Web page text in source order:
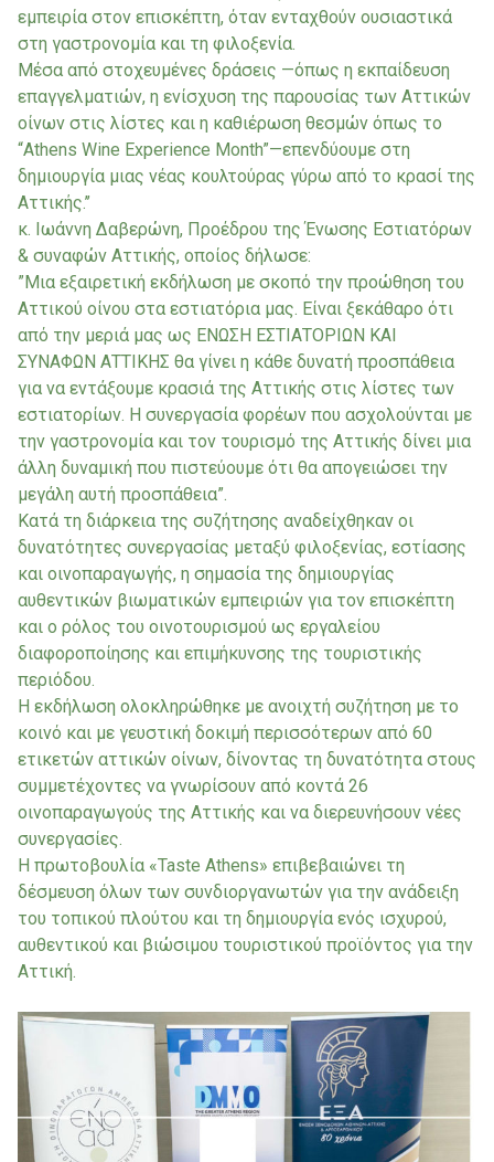
εμπειρία στον επισκέπτη, όταν ενταχθούν ουσιαστικά
στη γαστρονομία και τη φιλοξενία.
Μέσα από στοχευμένες δράσεις —όπως η εκπαίδευση
επαγγελματιών, η ενίσχυση της παρουσίας των Αττικών
οίνων στις λίστες και η καθιέρωση θεσμών όπως το
“Athens Wine Experience Month”—επενδύουμε στη
δημιουργία μιας νέας κουλτούρας γύρω από το κρασί της
Αττικής.’’
κ. Ιωάννη Δαβερώνη, Προέδρου της Ένωσης Εστιατόρων
& συναφών Αττικής, οποίος δήλωσε:
”Μια εξαιρετική εκδήλωση με σκοπό την προώθηση του
Αττικού οίνου στα εστιατόρια μας. Είναι ξεκάθαρο ότι
από την μεριά μας ως ΕΝΩΣΗ ΕΣΤΙΑΤΟΡΙΩΝ ΚΑΙ
ΣΥΝΑΦΩΝ ΑΤΤΙΚΗΣ θα γίνει η κάθε δυνατή προσπάθεια
για να εντάξουμε κρασιά της Αττικής στις λίστες των
εστιατορίων. Η συνεργασία φορέων που ασχολούνται με
την γαστρονομία και τον τουρισμό της Αττικής δίνει μια
άλλη δυναμική που πιστεύουμε ότι θα απογειώσει την
μεγάλη αυτή προσπάθεια”.
Κατά τη διάρκεια της συζήτησης αναδείχθηκαν οι
δυνατότητες συνεργασίας μεταξύ φιλοξενίας, εστίασης
και οινοπαραγωγής, η σημασία της δημιουργίας
αυθεντικών βιωματικών εμπειριών για τον επισκέπτη
και ο ρόλος του οινοτουρισμού ως εργαλείου
διαφοροποίησης και επιμήκυνσης της τουριστικής
περιόδου.
Η εκδήλωση ολοκληρώθηκε με ανοιχτή συζήτηση με το
κοινό και με γευστική δοκιμή περισσότερων από 60
ετικετών αττικών οίνων, δίνοντας τη δυνατότητα στους
συμμετέχοντες να γνωρίσουν από κοντά 26
οινοπαραγωγούς της Αττικής και να διερευνήσουν νέες
συνεργασίες.
Η πρωτοβουλία «Taste Athens» επιβεβαιώνει τη
δέσμευση όλων των συνδιοργανωτών για την ανάδειξη
του τοπικού πλούτου και τη δημιουργία ενός ισχυρού,
αυθεντικού και βιώσιμου τουριστικού προϊόντος για την
Αττική.